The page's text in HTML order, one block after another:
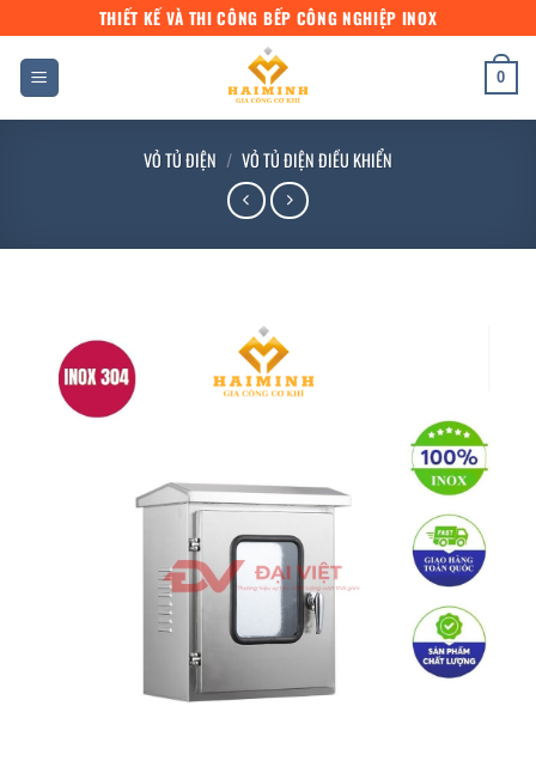
qua
dung
THIẾT KẾ VÀ THI CÔNG BẾP CÔNG NGHIỆP INOX
0
VỎ TỦ ĐIỆN / VỎ TỦ ĐIỆN ĐIỀU KHIỂN